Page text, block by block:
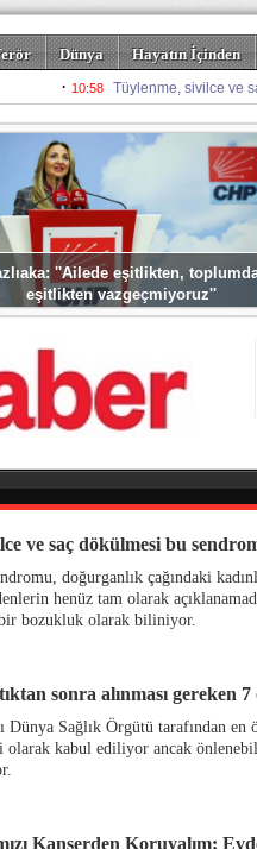
Dünya Hayatın İçinden
Spor Misafir Kalem
''Ailede eşitlikten,
eşitlikten vazgeçmiyoruz''
ve saç dökülmesi bu
doğurganlık çağındaki
henüz tam olarak
bozukluk olarak biliniyor.
sonra alınması gereken
Dünya Sağlık Örgütü tarafından en
olarak kabul ediliyor ancak
Kanserden Koruyalım: